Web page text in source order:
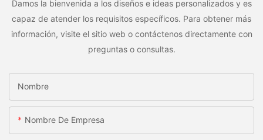
Damos la bienvenida a los diseños e ideas personalizados y es
capaz de atender los requisitos específicos. Para obtener más
información, visite el sitio web o contáctenos directamente con
preguntas o consultas.
Nombre
Nombre De Empresa